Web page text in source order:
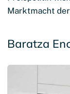
Marktmacht
Baratza